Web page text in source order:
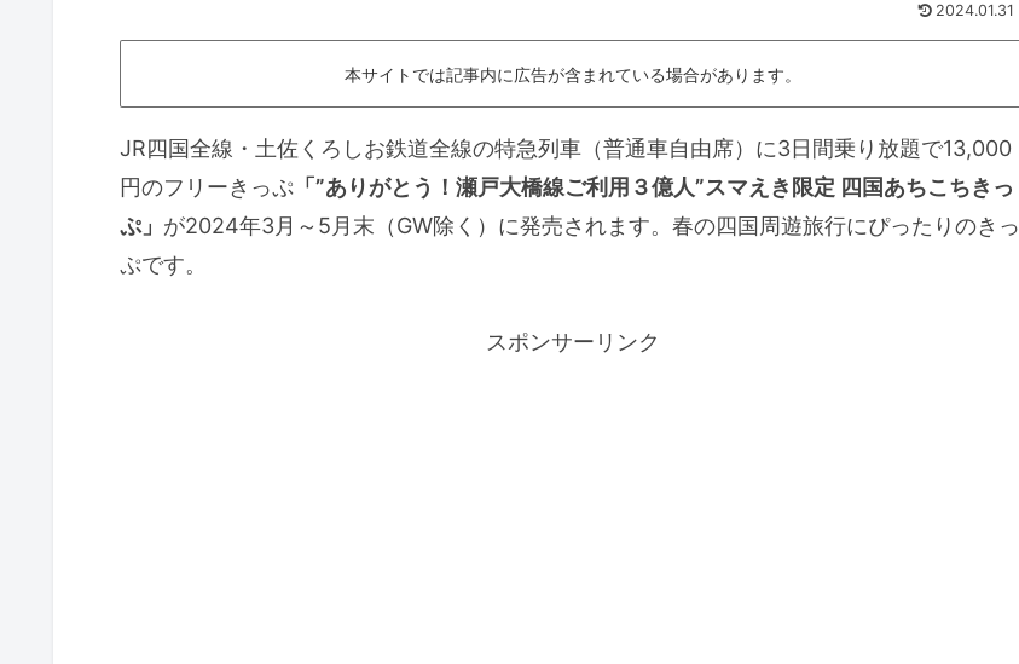
2024.01.31
本サイトでは記事内に広告が含まれている場合があります。
JR四国全線・土佐くろしお鉄道全線の特急列車（普通車自由席）に3日間乗り放題で13,000
円のフリーきっぷ 「”ありがとう！瀬戸大橋線ご利用３億人”スマえき限定 四国あちこちきっ
ぷ」 が2024年3月～5月末（GW除く）に発売されます。春の四国周遊旅行にぴったりのきっ
ぷです。
スポンサーリンク